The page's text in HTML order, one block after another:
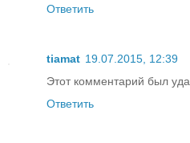
Ответить
tiamat 19.07.2015, 12:39
Этот комментарий был
Ответить